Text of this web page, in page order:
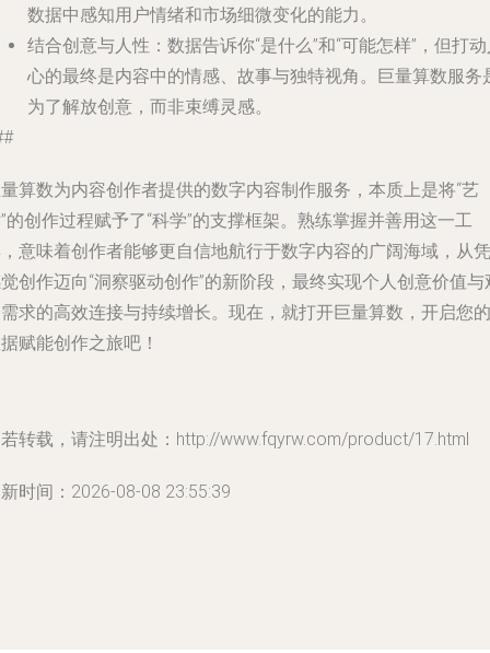
数据中感知用户情绪和市场细微变化的能力。
结合创意与人性 ：数据告诉你“是什么”和“可能怎样”，但打
心的最终是内容中的情感、故事与独特视角。巨量算数服务
为了解放创意，而非束缚灵感。
算数为内容创作者提供的数字内容制作服务，本质上是将“艺
的创作过程赋予了“科学”的支撑框架。熟练掌握并善用这一工
意味着创作者能够更自信地航行于数字内容的广阔海域，从凭
创作迈向“洞察驱动创作”的新阶段，最终实现个人创意价值与
求的高效连接与持续增长。现在，就打开巨量算数，开启您的
赋能创作之旅吧！
转载，请注明出处：http://www.fqyrw.com/product/17.html
时间：2026-08-08 23:55:39